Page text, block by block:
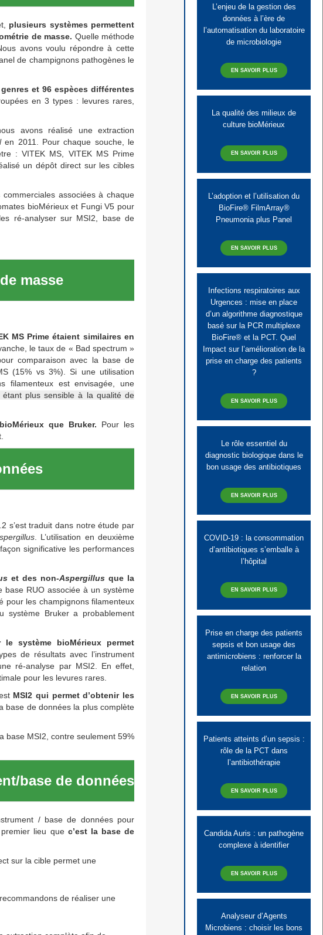
L’enjeu de la gestion des
données à l’ère de
l’automatisation du laboratoire
de microbiologie
EN SAVOIR PLUS
La qualité des milieux de
culture bioMérieux
EN SAVOIR PLUS
L’adoption et l’utilisation du
BioFire® FilmArray®
Pneumonia plus Panel
EN SAVOIR PLUS
Infections respiratoires aux
Urgences : mise en place
d’un algorithme diagnostique
basé sur la PCR multiplexe
BioFire® et la PCT. Quel
Impact sur l’amélioration de la
prise en charge des patients
?
EN SAVOIR PLUS
Le rôle essentiel du
diagnostic biologique dans le
bon usage des antibiotiques
EN SAVOIR PLUS
COVID-19 : la consommation
d’antibiotiques s’emballe à
l’hôpital
EN SAVOIR PLUS
Prise en charge des patients
sepsis et bon usage des
antimicrobiens : renforcer la
relation
EN SAVOIR PLUS
Patients atteints d’un sepsis :
rôle de la PCT dans
l’antibiothérapie
EN SAVOIR PLUS
Candida Auris : un pathogène
complexe à identifier
EN SAVOIR PLUS
Analyseur d’Agents
Microbiens : choisir les bons
plusieurs systèmes permettent
de masse. Quelle méthode
avons voulu répondre à cette
de champignons pathogènes le
et 96 espèces différentes
en 3 types : levures rares,
avons réalisé une extraction
en 2011. Pour chaque souche, le
: VITEK MS, VITEK MS Prime
un dépôt direct sur les cibles
associées à chaque
bioMérieux et Fungi V5 pour
ré-analyser sur MSI2, base de
masse
MS Prime étaient similaires en
le taux de « Bad spectrum »
comparaison avec la base de
(15% vs 3%). Si une utilisation
filamenteux est envisagée, une
étant plus sensible à la qualité de
que Bruker. Pour les
s’est traduit dans notre étude par
. L’utilisation en deuxième
significative les performances
et des non-Aspergillusque la
RUO associée à un système
pour les champignons filamenteux
système Bruker a probablement
système bioMérieux permet
de résultats avec l’instrument
ré-analyse par MSI2. En effet,
pour les levures rares.
MSI2 qui permet d’obtenir les
base de données la plus complète
base MSI2, contre seulement 59%
base de données
/ base de données pour
lieu que c’est la base de
sur la cible permet une
recommandons de réaliser une